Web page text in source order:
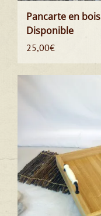
Pancarte en
Disponible
25,00€